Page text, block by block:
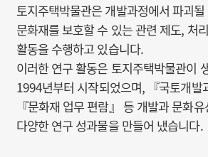
토지주택박물관은 개발과정에서 파괴
문화재를 보호할 수 있는 관련 제도, 처
활동을 수행하고 있습니다.
이러한 연구 활동은 토지주택박물관이
1994년부터 시작되었으며, 『국토개발
『문화재 업무 편람』 등 개발과 문화
다양한 연구 성과물을 만들어 냈습니다.